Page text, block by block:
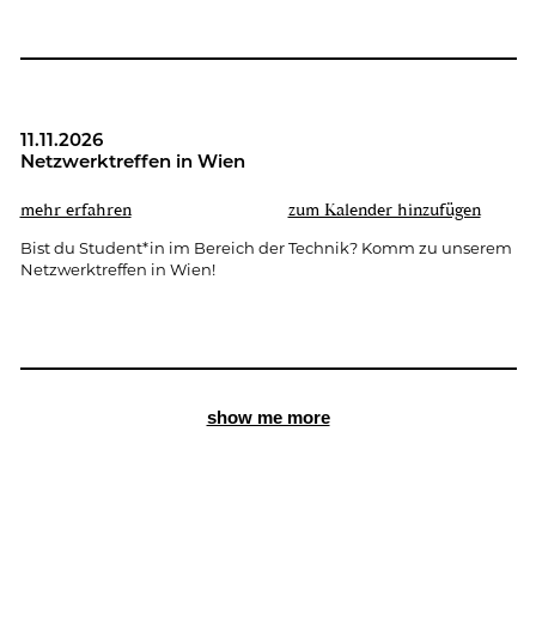
11.11.2026
Netz­werk­tref­fen in Wien
mehr er­fah­ren zum Ka­len­der hin­zu­fü­gen
Bist du Stu­dent*in im Be­reich der Tech­nik? Komm zu un­se­rem
Netz­werk­tref­fen in Wien!
show me more